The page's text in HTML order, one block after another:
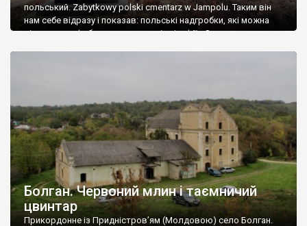
польський. Zabytkowy polski cmentarz w Jampolu. Таким він
нам себе відразу і показав: польські надгробки, які можна
віднести до фабричних, польські епітафії… Загалом цвинтар
Болган. Червоний млин і таємничий
цвинтар
Прикордонне із Придністров’ям (Молдовою) село Болган.